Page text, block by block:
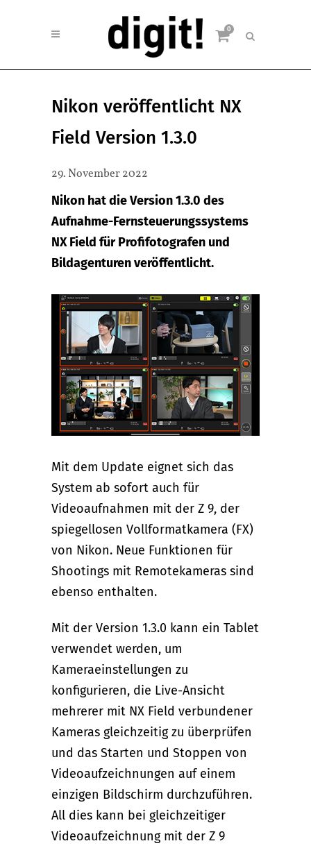
0
Nikon veröffentlicht NX
Field Version 1.3.0
29. November 2022
Nikon hat die Version 1.3.0 des
Aufnahme-Fernsteuerungssystems
NX Field für Profifotografen und
Bildagenturen veröffentlicht.
Mit dem Update eignet sich das
System ab sofort auch für
Videoaufnahmen mit der Z 9, der
spiegellosen Vollformatkamera (FX)
von Nikon. Neue Funktionen für
Shootings mit Remotekameras sind
ebenso enthalten.
Mit der Version 1.3.0 kann ein Tablet
verwendet werden, um
Kameraeinstellungen zu
konfigurieren, die Live-Ansicht
mehrerer mit NX Field verbundener
Kameras gleichzeitig zu überprüfen
und das Starten und Stoppen von
Videoaufzeichnungen auf einem
einzigen Bildschirm durchzuführen.
All dies kann bei gleichzeitiger
Videoaufzeichnung mit der Z 9